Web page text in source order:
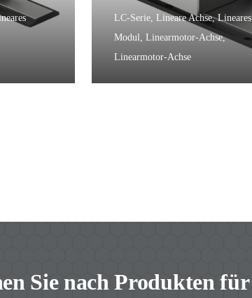
LC-Serie Lineare Achse,Lineares
Modul Linearmotor-Achse,
Linearmotor-Achse
Sie nach Produkten für